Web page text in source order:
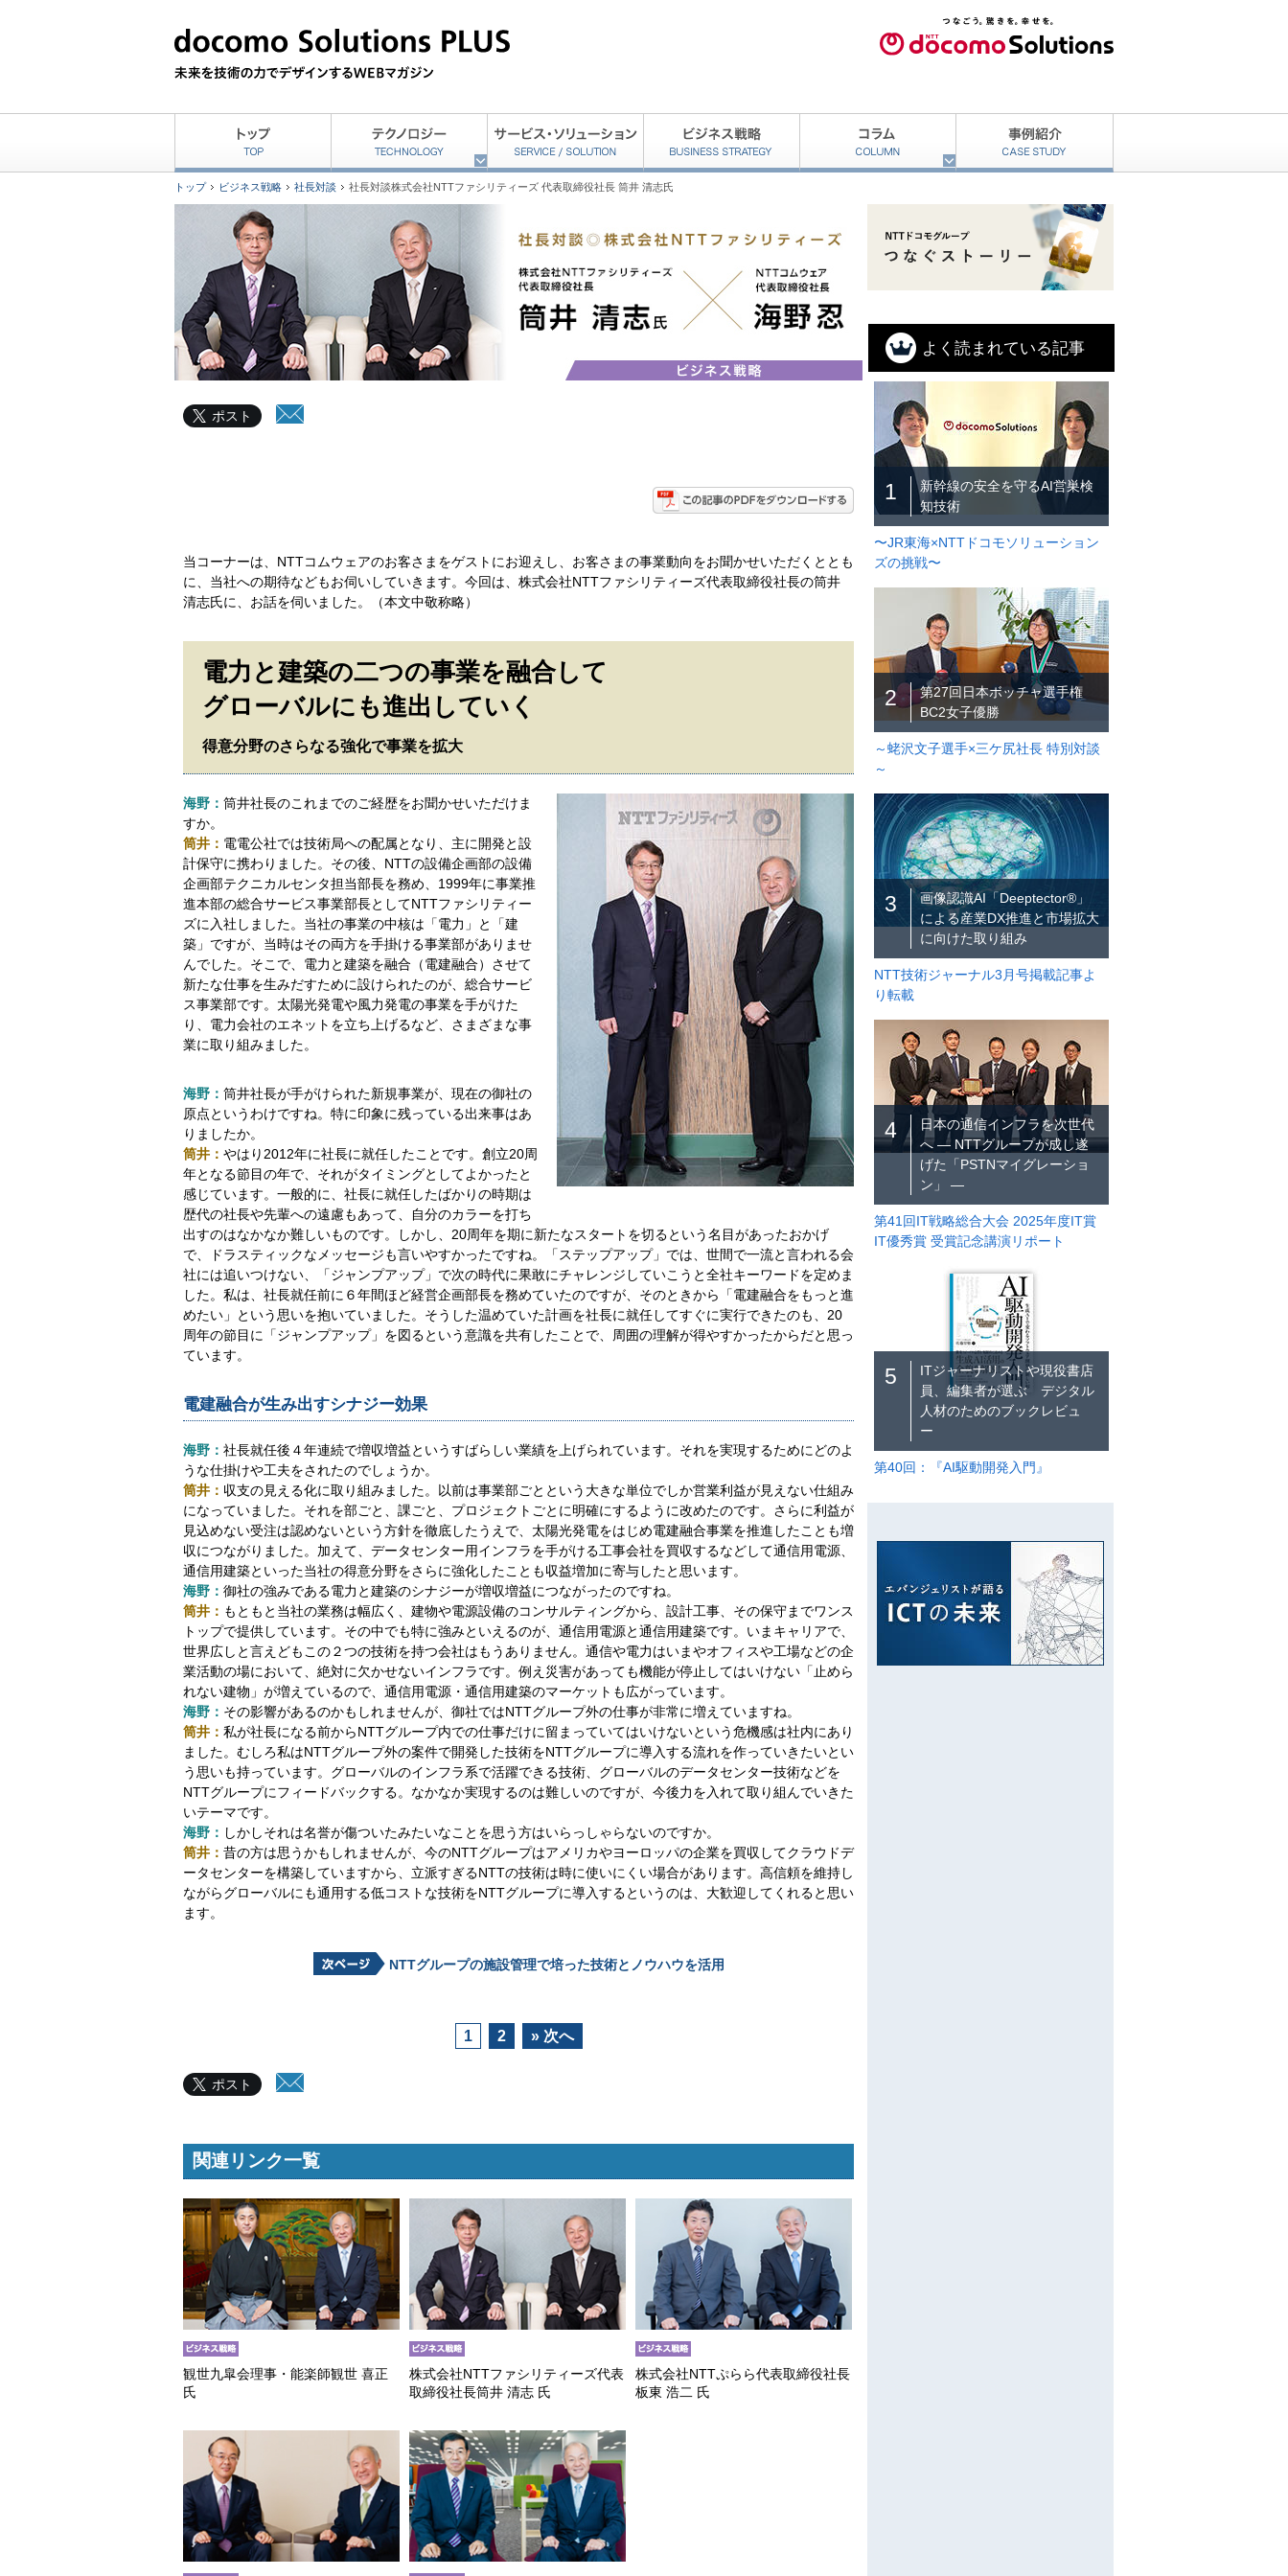
トップ ビジネス戦略 社長対談 社長対談株式会社NTTファシリティーズ 代表取締役社長 筒井 清志氏
ポスト
当コーナーは、NTTコムウェアのお客さまをゲストにお迎えし、お客さまの事業動向をお聞かせいただくととも
に、当社への期待などもお伺いしていきます。今回は、株式会社NTTファシリティーズ代表取締役社長の筒井
清志氏に、お話を伺いました。（本文中敬称略）
電力と建築の二つの事業を融合して
グローバルにも進出していく
得意分野のさらなる強化で事業を拡大
海野： 筒井社長のこれまでのご経歴をお聞かせいただけま
すか。
筒井： 電電公社では技術局への配属となり、主に開発と設
計保守に携わりました。その後、NTTの設備企画部の設備
企画部テクニカルセンタ担当部長を務め、1999年に事業推
進本部の総合サービス事業部長としてNTTファシリティー
ズに入社しました。当社の事業の中核は「電力」と「建
築」ですが、当時はその両方を手掛ける事業部がありませ
んでした。そこで、電力と建築を融合（電建融合）させて
新たな仕事を生みだすために設けられたのが、総合サービ
ス事業部です。太陽光発電や風力発電の事業を手がけた
り、電力会社のエネットを立ち上げるなど、さまざまな事
業に取り組みました。
海野： 筒井社長が手がけられた新規事業が、現在の御社の
原点というわけですね。特に印象に残っている出来事はあ
りましたか。
筒井： やはり2012年に社長に就任したことです。創立20周
年となる節目の年で、それがタイミングとしてよかったと
感じています。一般的に、社長に就任したばかりの時期は
歴代の社長や先輩への遠慮もあって、自分のカラーを打ち
出すのはなかなか難しいものです。しかし、20周年を期に新たなスタートを切るという名目があったおかげ
で、ドラスティックなメッセージも言いやすかったですね。「ステップアップ」では、世間で一流と言われる会
社には追いつけない、「ジャンプアップ」で次の時代に果敢にチャレンジしていこうと全社キーワードを定めま
した。私は、社長就任前に６年間ほど経営企画部長を務めていたのですが、そのときから「電建融合をもっと進
めたい」という思いを抱いていました。そうした温めていた計画を社長に就任してすぐに実行できたのも、20
周年の節目に「ジャンプアップ」を図るという意識を共有したことで、周囲の理解が得やすかったからだと思っ
ています。
電建融合が生み出すシナジー効果
海野： 社長就任後４年連続で増収増益というすばらしい業績を上げられています。それを実現するためにどのよ
うな仕掛けや工夫をされたのでしょうか。
筒井： 収支の見える化に取り組みました。以前は事業部ごとという大きな単位でしか営業利益が見えない仕組み
になっていました。それを部ごと、課ごと、プロジェクトごとに明確にするように改めたのです。さらに利益が
見込めない受注は認めないという方針を徹底したうえで、太陽光発電をはじめ電建融合事業を推進したことも増
収につながりました。加えて、データセンター用インフラを手がける工事会社を買収するなどして通信用電源、
通信用建築といった当社の得意分野をさらに強化したことも収益増加に寄与したと思います。
海野： 御社の強みである電力と建築のシナジーが増収増益につながったのですね。
筒井： もともと当社の業務は幅広く、建物や電源設備のコンサルティングから、設計工事、その保守までワンス
トップで提供しています。その中でも特に強みといえるのが、通信用電源と通信用建築です。いまキャリアで、
世界広しと言えどもこの２つの技術を持つ会社はもうありません。通信や電力はいまやオフィスや工場などの企
業活動の場において、絶対に欠かせないインフラです。例え災害があっても機能が停止してはいけない「止めら
れない建物」が増えているので、通信用電源・通信用建築のマーケットも広がっています。
海野： その影響があるのかもしれませんが、御社ではNTTグループ外の仕事が非常に増えていますね。
筒井： 私が社長になる前からNTTグループ内での仕事だけに留まっていてはいけないという危機感は社内にあり
ました。むしろ私はNTTグループ外の案件で開発した技術をNTTグループに導入する流れを作っていきたいとい
う思いも持っています。グローバルのインフラ系で活躍できる技術、グローバルのデータセンター技術などを
NTTグループにフィードバックする。なかなか実現するのは難しいのですが、今後力を入れて取り組んでいきた
いテーマです。
海野： しかしそれは名誉が傷ついたみたいなことを思う方はいらっしゃらないのですか。
筒井： 昔の方は思うかもしれませんが、今のNTTグループはアメリカやヨーロッパの企業を買収してクラウドデ
ータセンターを構築していますから、立派すぎるNTTの技術は時に使いにくい場合があります。高信頼を維持し
ながらグローバルにも通用する低コストな技術をNTTグループに導入するというのは、大歓迎してくれると思い
ます。
NTTグループの施設管理で培った技術とノウハウを活用
1 2 » 次へ
ポスト
関連リンク一覧
観世九皐会理事・能楽師観世 喜正
氏
株式会社NTTファシリティーズ代表
取締役社長筒井 清志 氏
株式会社NTTぷらら代表取締役社長
板東 浩二 氏
よく読まれている記事
1
新幹線の安全を守るAI営巣検
知技術
〜JR東海×NTTドコモソリューション
ズの挑戦〜
2
第27回日本ボッチャ選手権
BC2女子優勝
～蛯沢文子選手×三ケ尻社長 特別対談
～
3
画像認識AI「Deeptector®」
による産業DX推進と市場拡大
に向けた取り組み
NTT技術ジャーナル3月号掲載記事よ
り転載
4
日本の通信インフラを次世代
へ ― NTTグループが成し遂
げた「PSTNマイグレーショ
ン」 ―
第41回IT戦略総合大会 2025年度IT賞
IT優秀賞 受賞記念講演リポート
5
ITジャーナリストや現役書店
員、編集者が選ぶ デジタル
人材のためのブックレビュ
ー
第40回：『AI駆動開発入門』